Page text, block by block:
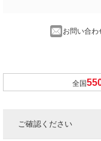
お問い合わ
全国
ご確認ください